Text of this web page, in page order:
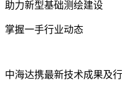
助力新型基础测绘建设
掌握一手行业动态
中海达携最新技术成果及